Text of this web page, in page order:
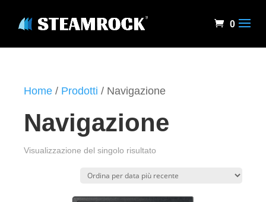
0
Home / Prodotti / Navigazione
Navigazione
Visualizzazione del singolo risultato